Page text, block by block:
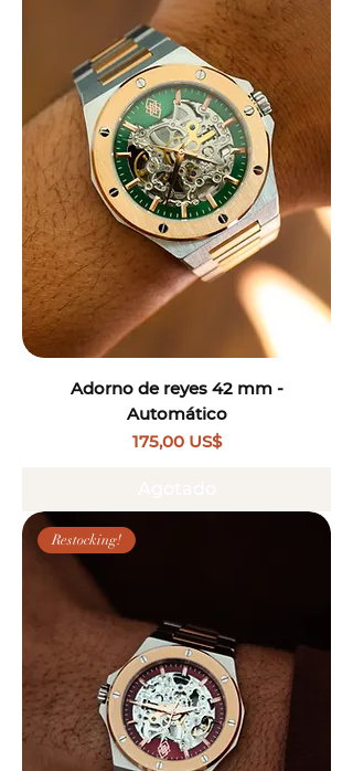
Adorno de reyes 42 mm -
Automático
Precio
175,00 US$
Restocking!